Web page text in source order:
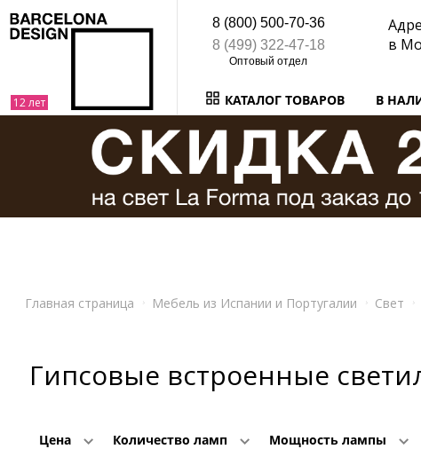
8 (800) 500-70-36
8 (499) 322-47-18
в
КАТАЛОГ ТОВАРОВ В
Главная страница Мебель из Испании и Португалии Свет
Гипсовые встроенные
Цена Количество ламп Мощность лампы